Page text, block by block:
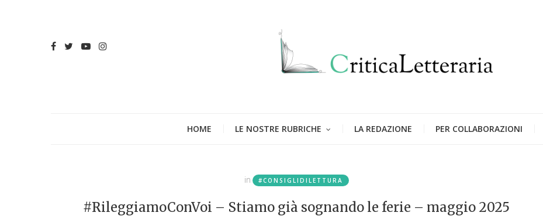
HOME LE NOSTRE RUBRICHE LA REDAZIONE PER COLLABORAZIONI
in #CONSIGLIDILETTURA
#RileggiamoConVoi – Stiamo già sognando le ferie – maggio 2025